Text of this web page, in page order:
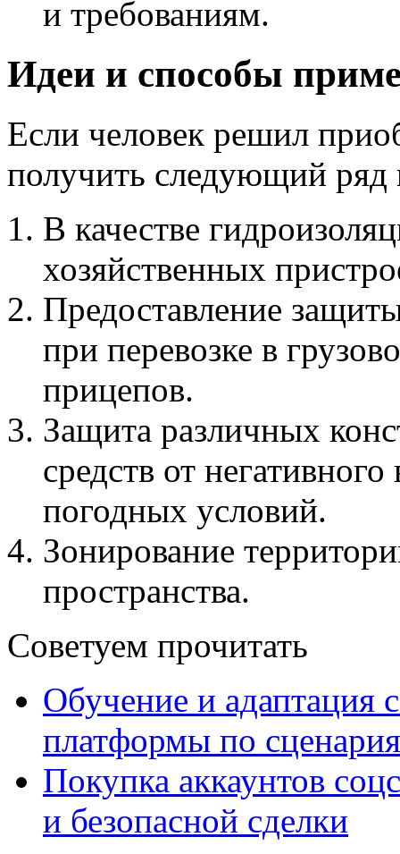
и требованиям.
Идеи и способы
Если человек решил
получить следующий ряд
В качестве
хозяйственных
Предоставление
при перевозке в
прицепов.
Защита различных
средств от
погодных условий.
Зонирование
пространства.
Советуем прочитать
Обучение и адаптация
платформы по
Покупка аккаунтов
и безопасной сделки